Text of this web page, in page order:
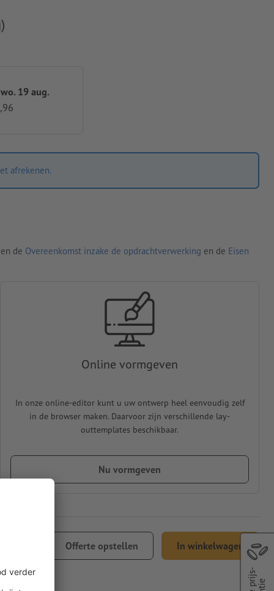
19 aug.
afrekenen.
de Overeenkomst inzake de opdrachtverwerking en de Eisen
Online vormgeven
In onze online-editor kunt u uw ontwerp heel eenvoudig zelf
in de browser maken. Daarvoor zijn verschillende lay-
outtemplates beschikbaar.
Nu vormgeven
btw
Offerte opstellen In winkelwagen